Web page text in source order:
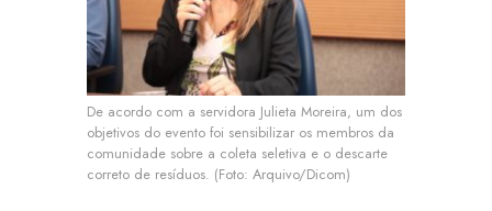
De acordo com a servidora Julieta Moreira, um dos
objetivos do evento foi sensibilizar os membros da
comunidade sobre a coleta seletiva e o descarte
correto de resíduos. (Foto: Arquivo/Dicom)